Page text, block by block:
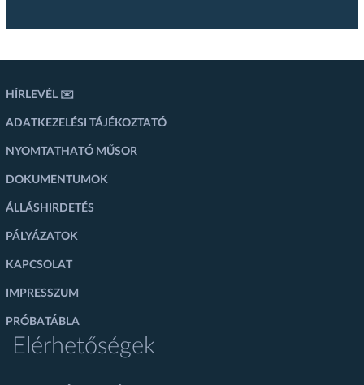
HÍRLEVÉL ✉️
ADATKEZELÉSI TÁJÉKOZTATÓ
NYOMTATHATÓ MŰSOR
DOKUMENTUMOK
ÁLLÁSHIRDETÉS
PÁLYÁZATOK
KAPCSOLAT
IMPRESSZUM
PRÓBATÁBLA
Elérhetőségek